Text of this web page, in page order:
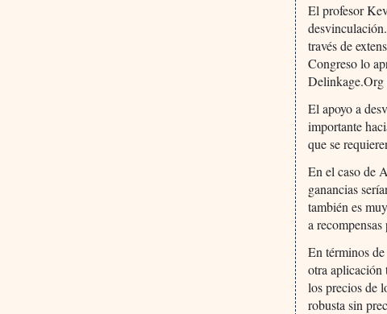
El profesor
través de
Congreso lo
Delinkage.Org
El apoyo a
importante
que se
En el caso de
ganancias
también es
a
En términos
otra aplicación
los precios de
robusta sin